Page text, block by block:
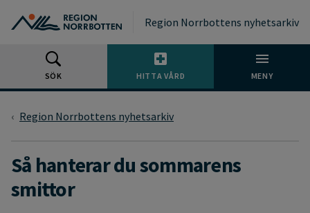
Region Norrbottens nyhetsarkiv
SÖK HITTA VÅRD MENY
Region Norrbottens nyhetsarkiv
Så hanterar du sommarens
smittor